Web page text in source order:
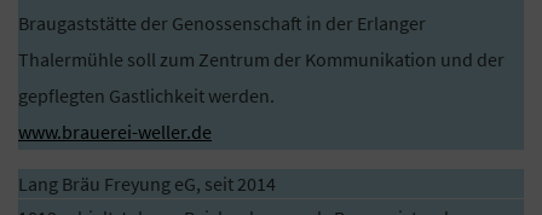
Braugaststätte der Genossenschaft in der Erlanger
Thalermühle soll zum Zentrum der Kommunikation und der
gepflegten Gastlichkeit werden.
www.brauerei-weller.de
Lang Bräu Freyung eG, seit 2014